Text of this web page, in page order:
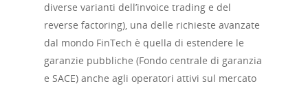
diverse varianti dell’invoice trading e del
reverse factoring), una delle richieste avanzate
dal mondo FinTech è quella di estendere le
garanzie pubbliche (Fondo centrale di garanzia
e SACE) anche agli operatori attivi sul mercato